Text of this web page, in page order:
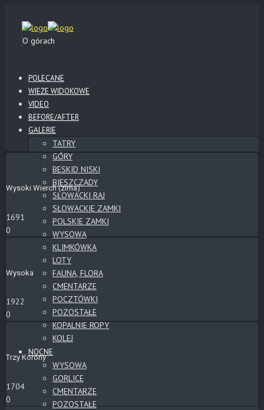
O górach
POLECANE
WIEŻE WIDOKOWE
VIDEO
BEFORE/AFTER
GALERIE
TATRY
GÓRY
BESKID NISKI
BIESZCZADY
SŁOWACKI RAJ
SŁOWACKIE ZAMKI
POLSKIE ZAMKI
WYSOWA
KLIMKÓWKA
LOTY
FAUNA, FLORA
CMENTARZE
POCZTÓWKI
POZOSTAŁE
KOPALNIE ROPY
KOLEJ
NOCNE
WYSOWA
GORLICE
CMENTARZE
POZOSTAŁE
Wysoki Wierch (zima)
1691
0
Wysoka
1922
0
Trzy Korony
1704
0